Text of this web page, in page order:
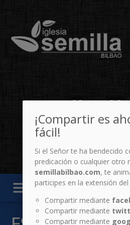
02 06
menu
¡Compartir es
fácil!
Si el Señor te ha bendecido
predicación o cualquier otro
semillabilbao.com, te
participes en la extensión
Compartir mediante
Compartir mediante
Compartir mediante